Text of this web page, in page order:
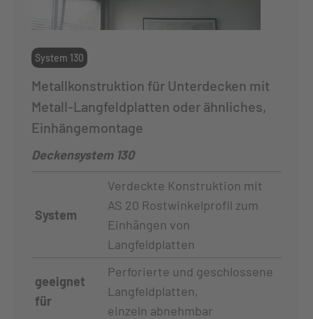
System 130
Metallkonstruktion für Unterdecken mit
Metall-Langfeldplatten oder ähnliches,
Einhängemontage
Deckensystem 130
System
Verdeckte Konstruktion mit
AS 20 Rostwinkelprofil zum
Einhängen von
Langfeldplatten
geeignet
für
Perforierte und geschlossene
Langfeldplatten,
einzeln abnehmbar